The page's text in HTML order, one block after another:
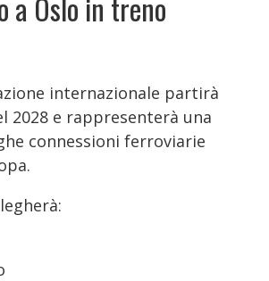
internazionale partirà
2028 e rappresenterà una
connessioni ferroviarie